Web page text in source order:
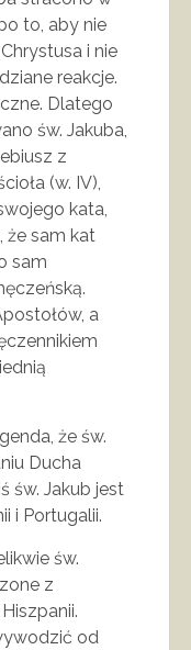
to, aby nie
i nie
reakcje.
Dlatego
św. Jakuba,
z
(w. IV),
kata,
że sam kat
sam
a
że św.
Ducha
św. Jakub jest
i Portugalii.
św.
z
od